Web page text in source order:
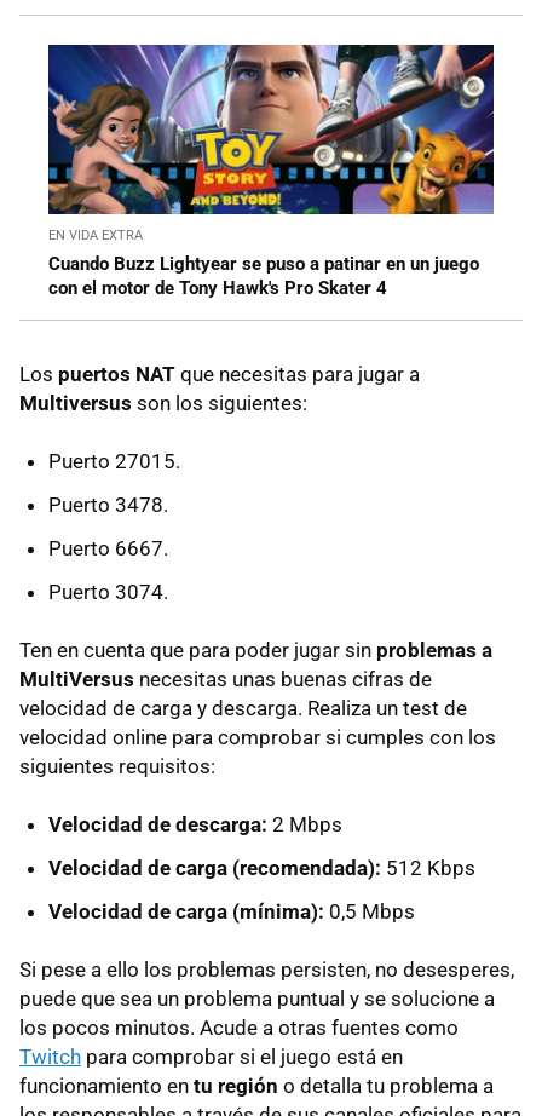
EN VIDA EXTRA
Cuando Buzz Lightyear se puso a patinar en un juego
con el motor de Tony Hawk's Pro Skater 4
Los puertos NAT que necesitas para jugar a
Multiversus son los siguientes:
Puerto 27015.
Puerto 3478.
Puerto 6667.
Puerto 3074.
Ten en cuenta que para poder jugar sin problemas a
MultiVersus necesitas unas buenas cifras de
velocidad de carga y descarga. Realiza un test de
velocidad online para comprobar si cumples con los
siguientes requisitos:
Velocidad de descarga: 2 Mbps
Velocidad de carga (recomendada): 512 Kbps
Velocidad de carga (mínima): 0,5 Mbps
Si pese a ello los problemas persisten, no desesperes,
puede que sea un problema puntual y se solucione a
los pocos minutos. Acude a otras fuentes como
Twitch para comprobar si el juego está en
funcionamiento en tu región o detalla tu problema a